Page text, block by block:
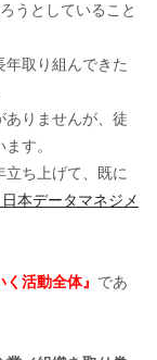
うとしていること
年取り組んできた
ありませんが、徒
す。
立ち上げて、既に
日本データマネジメ
活動全体』 であ